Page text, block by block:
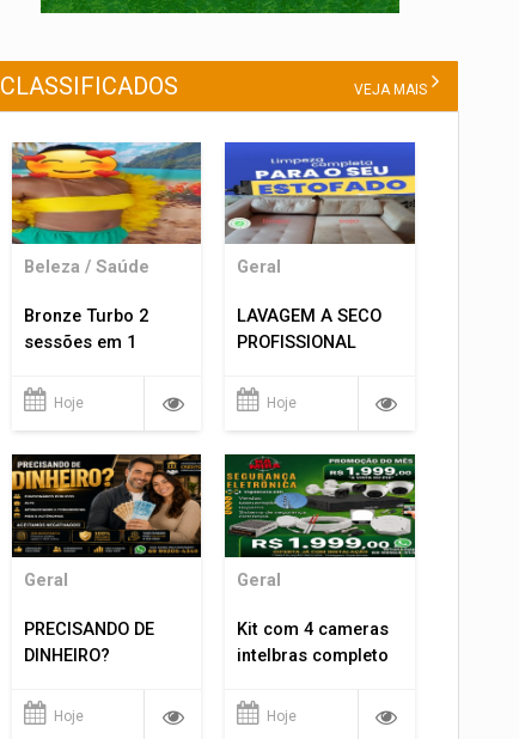
CLASSIFICADOS VEJA MAIS
Beleza / Saúde
Bronze Turbo 2
sessões em 1
Hoje
Geral
LAVAGEM A SECO
PROFISSIONAL
Hoje
Geral
PRECISANDO DE
DINHEIRO?
Hoje
Geral
Kit com 4 cameras
intelbras completo
Hoje